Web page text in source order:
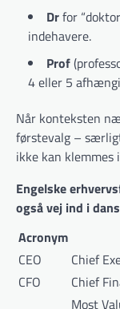
Drfor
indehavere.
Prof
4 eller 5
Når konteksten
førstevalg –
ikke kan klemmes
Engelske
også vej ind i
Acronym
CEO
Chief
CFO
Chief
Most